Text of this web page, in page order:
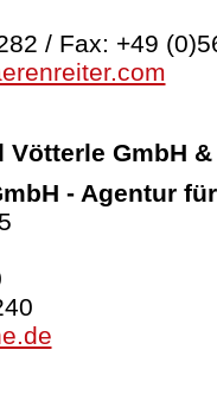
/ Fax: +49
Vötterle GmbH &
- Agentur